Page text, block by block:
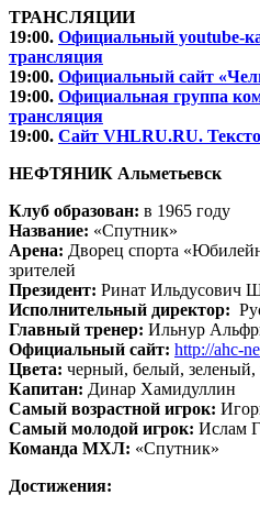
ТРАНСЛЯЦИИ
19:00. Официальный youtube-
трансляция
19:00. Официальный сайт
19:00. Официальная группа
трансляция
19:00. Сайт VHLRU.RU.
НЕФТЯНИК Альметьевск
Клуб образован: в 1965 году
Название: «Спутник»
Арена: Дворец спорта
зрителей
Президент: Ринат Ильдусович
Исполнительный директор:
Главный тренер: Ильнур
Официальный сайт: http://ahc-
Цвета: черный, белый, зеленый,
Капитан: Динар Хамидуллин
Самый возрастной игрок:
Самый молодой игрок: Ислам
Команда МХЛ: «Спутник»
Достижения: